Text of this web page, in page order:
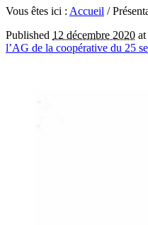
Vous êtes ici : Accueil /
Published 12 décembre 2020
l’AG de la coopérative du 25